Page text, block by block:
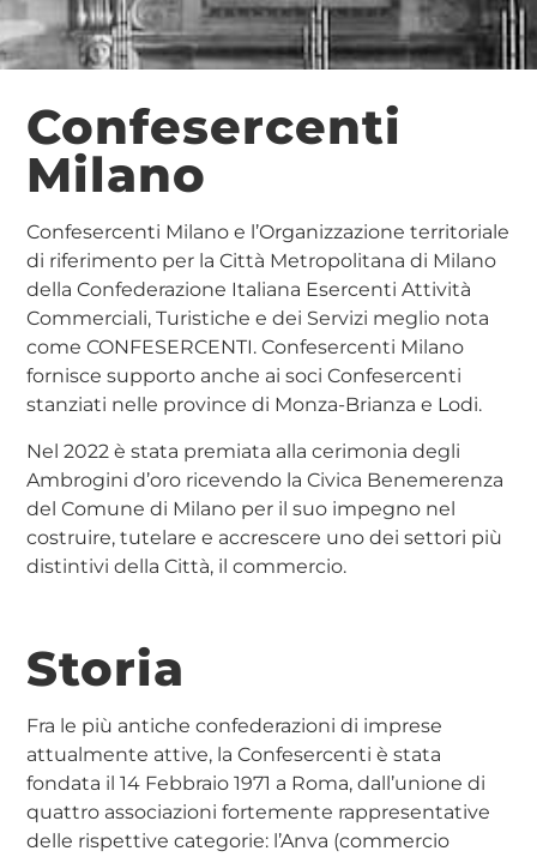
Confesercenti
Milano
Confesercenti Milano e l’Organizzazione territoriale
di riferimento per la Città Metropolitana di Milano
della Confederazione Italiana Esercenti Attività
Commerciali, Turistiche e dei Servizi meglio nota
come CONFESERCENTI. Confesercenti Milano
fornisce supporto anche ai soci Confesercenti
stanziati nelle province di Monza-Brianza e Lodi.
Nel 2022 è stata premiata alla cerimonia degli
Ambrogini d’oro ricevendo la Civica Benemerenza
del Comune di Milano per il suo impegno nel
costruire, tutelare e accrescere uno dei settori più
distintivi della Città, il commercio.
Storia
Fra le più antiche confederazioni di imprese
attualmente attive, la Confesercenti è stata
fondata il 14 Febbraio 1971 a Roma, dall’unione di
quattro associazioni fortemente rappresentative
delle rispettive categorie: l’Anva (commercio